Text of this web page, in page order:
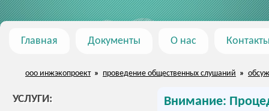
Главная Документы О нас
ооо инжэкопроект » проведение общественных слушаний »
УСЛУГИ: Внимание: